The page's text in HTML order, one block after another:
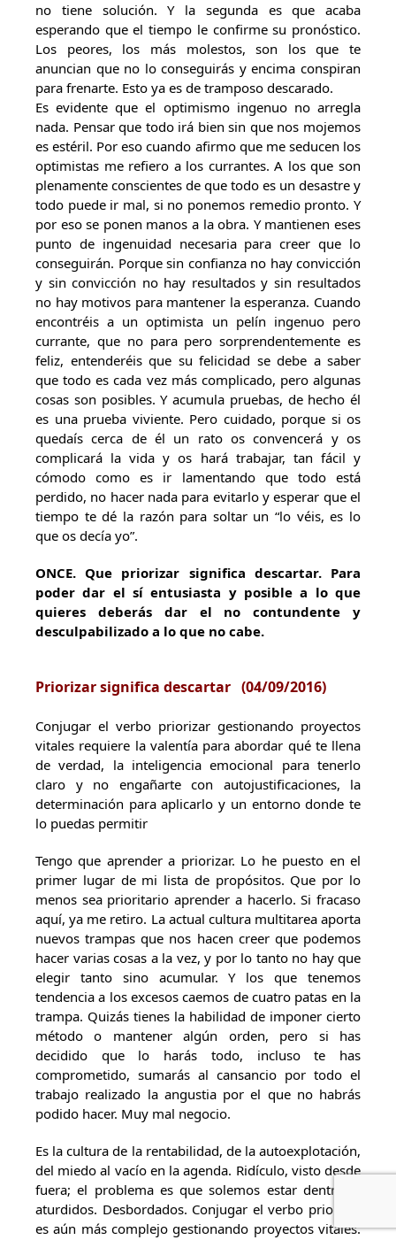
no tiene solución. Y la segunda es que acaba
esperando que el tiempo le confirme su pronóstico.
Los peores, los más molestos, son los que te
anuncian que no lo conseguirás y encima conspiran
para frenarte. Esto ya es de tramposo descarado.
Es evidente que el optimismo ingenuo no arregla
nada. Pensar que todo irá bien sin que nos mojemos
es estéril. Por eso cuando afirmo que me seducen los
optimistas me refiero a los currantes. A los que son
plenamente conscientes de que todo es un desastre y
todo puede ir mal, si no ponemos remedio pronto. Y
por eso se ponen manos a la obra. Y mantienen eses
punto de ingenuidad necesaria para creer que lo
conseguirán. Porque sin confianza no hay convicción
y sin convicción no hay resultados y sin resultados
no hay motivos para mantener la esperanza. Cuando
encontréis a un optimista un pelín ingenuo pero
currante, que no para pero sorprendentemente es
feliz, entenderéis que su felicidad se debe a saber
que todo es cada vez más complicado, pero algunas
cosas son posibles. Y acumula pruebas, de hecho él
es una prueba viviente. Pero cuidado, porque si os
quedaís cerca de él un rato os convencerá y os
complicará la vida y os hará trabajar, tan fácil y
cómodo como es ir lamentando que todo está
perdido, no hacer nada para evitarlo y esperar que el
tiempo te dé la razón para soltar un “lo véis, es lo
que os decía yo”.
ONCE. Que priorizar significa descartar. Para
poder dar el sí entusiasta y posible a lo que
quieres deberás dar el no contundente y
desculpabilizado a lo que no cabe.
Priorizar significa descartar (04/09/2016)
Conjugar el verbo priorizar gestionando proyectos
vitales requiere la valentía para abordar qué te llena
de verdad, la inteligencia emocional para tenerlo
claro y no engañarte con autojustificaciones, la
determinación para aplicarlo y un entorno donde te
lo puedas permitir
Tengo que aprender a priorizar. Lo he puesto en el
primer lugar de mi lista de propósitos. Que por lo
menos sea prioritario aprender a hacerlo. Si fracaso
aquí, ya me retiro. La actual cultura multitarea aporta
nuevos trampas que nos hacen creer que podemos
hacer varias cosas a la vez, y por lo tanto no hay que
elegir tanto sino acumular. Y los que tenemos
tendencia a los excesos caemos de cuatro patas en la
trampa. Quizás tienes la habilidad de imponer cierto
método o mantener algún orden, pero si has
decidido que lo harás todo, incluso te has
comprometido, sumarás al cansancio por todo el
trabajo realizado la angustia por el que no habrás
podido hacer. Muy mal negocio.
Es la cultura de la rentabilidad, de la autoexplotación,
del miedo al vacío en la agenda. Ridículo, visto desde
fuera; el problema es que solemos estar dentro, y
aturdidos. Desbordados. Conjugar el verbo priorizar
es aún más complejo gestionando proyectos vitales.